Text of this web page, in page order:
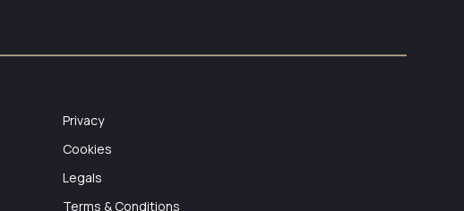
Privacy
Cookies
Legals
Terms & Conditions